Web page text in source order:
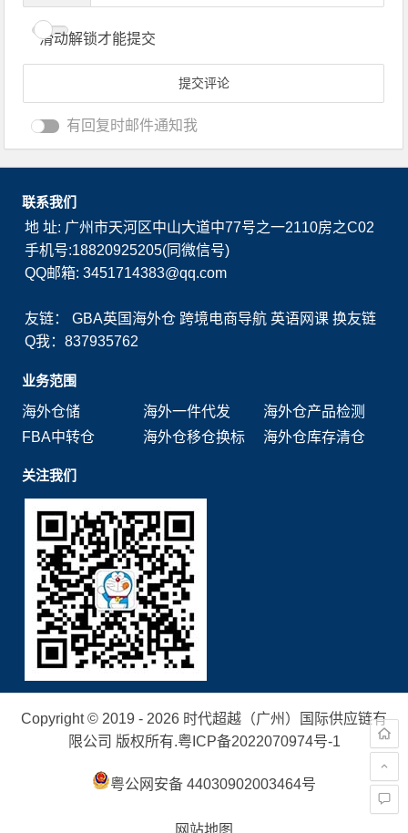
滑动解锁才能提交
有回复时邮件通知我
联系我们
地 址: 广州市天河区中山大道中77号之一2110房之C02
手机号:18820925205(同微信号)
QQ邮箱: 3451714383@qq.com
友链：GBA英国海外仓 跨境电商导航 英语网课 换友链
Q我：837935762
业务范围
海外仓储
海外一件代发
海外仓产品检测
FBA中转仓
海外仓移仓换标 海外仓库存清仓
关注我们
Copyright © 2019 - 2026 时代超越（广州）国际供应链有
限公司 版权所有.粤ICP备2022070974号-1
粤公网安备 44030902003464号